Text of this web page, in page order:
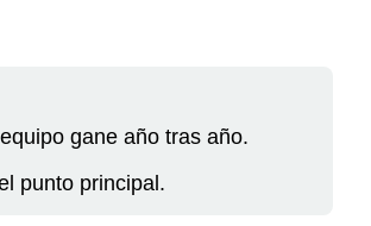
gane año tras año.
punto principal.